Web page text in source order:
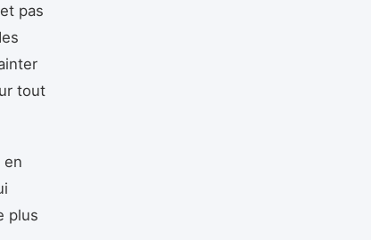
pas
tout
en
plus